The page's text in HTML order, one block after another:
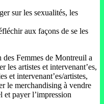
sur les sexualités, les
aux façons de se les
Femmes de Montreuil a
les artistes et intervenant’es,
et intervenant’es/artistes,
le merchandising à vendre
et payer l’impression